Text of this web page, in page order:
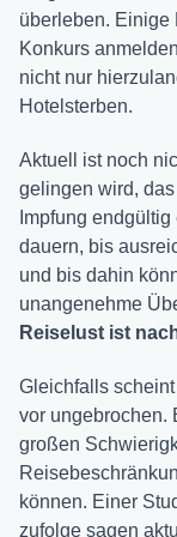
überleben. Einige
Konkurs
nicht nur
Hotelsterben.
Aktuell ist noch
gelingen wird,
Impfung
dauern, bis
und bis dahin
unangenehme
Reiselust ist
Gleichfalls
vor ungebrochen.
großen
können. Einer
zufolge sagen